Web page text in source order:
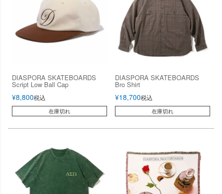
DIASPORA SKATEBOARDS
Script Low Ball Cap
¥8,800税込
在庫切れ
DIASPORA SKATEBOARDS
Bro Shirt
¥18,700税込
在庫切れ